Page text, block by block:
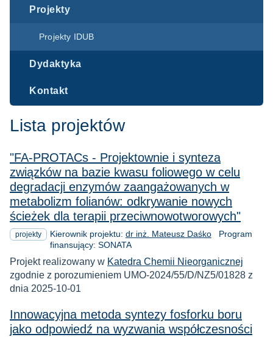
Projekty
Projekty IDUB
Dydaktyka
Kontakt
Lista projektów
"FA-PROTACs - Projektownie i synteza
związków na bazie kwasu foliowego w celu
degradacji enzymów zaangażowanych w
metabolizm folianów: odkrywanie nowych
ścieżek dla terapii przeciwnowotworowych"
projekty Kierownik projektu: dr inż. Mateusz DaśkoProgram
finansujący: SONATA
Projekt realizowany w Katedra Chemii Nieorganicznej
zgodnie z porozumieniem UMO-2024/55/D/NZ5/01828 z
dnia 2025-10-01
Innowacyjna metoda syntezy fosforku boru
jako odpowiedź na wyzwania współczesności